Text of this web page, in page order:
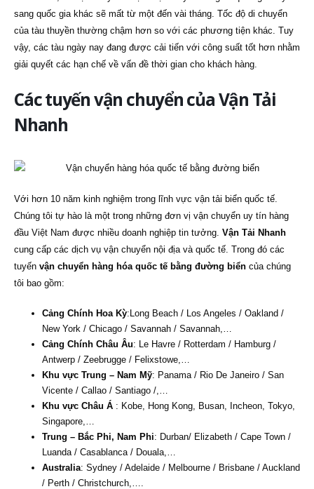
sang quốc gia khác sẽ mất từ một đến vài tháng. Tốc độ di chuyển
của tàu thuyền thường chậm hơn so với các phương tiện khác. Tuy
vậy, các tàu ngày nay đang được cải tiến với công suất tốt hơn nhằm
giải quyết các hạn chế về vấn đề thời gian cho khách hàng.
Các tuyến vận chuyển của Vận Tải
Nhanh
Với hơn 10 năm kinh nghiệm trong lĩnh vực vận tải biển quốc tế.
Chúng tôi tự hào là một trong những đơn vị vận chuyển uy tín hàng
đầu Việt Nam được nhiều doanh nghiệp tin tưởng. Vận Tải Nhanh
cung cấp các dịch vụ vận chuyển nội địa và quốc tế. Trong đó các
tuyến vận chuyển hàng hóa quốc tế bằng đường biển của chúng
tôi bao gồm:
Cảng Chính Hoa Kỳ:Long Beach / Los Angeles / Oakland /
New York / Chicago / Savannah / Savannah,…
Cảng Chính Châu Âu: Le Havre / Rotterdam / Hamburg /
Antwerp / Zeebrugge / Felixstowe,…
Khu vực Trung – Nam Mỹ: Panama / Rio De Janeiro / San
Vicente / Callao / Santiago /,…
Khu vực Châu Á : Kobe, Hong Kong, Busan, Incheon, Tokyo,
Singapore,…
Trung – Bắc Phi, Nam Phi: Durban/ Elizabeth / Cape Town /
Luanda / Casablanca / Douala,…
Australia: Sydney / Adelaide / Melbourne / Brisbane / Auckland
/ Perth / Christchurch,….